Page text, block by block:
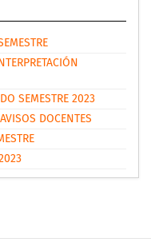
SEMESTRE 2023
DOCENTES